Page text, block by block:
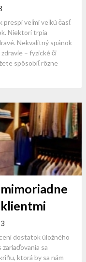
prespí veľmi veľkú časť
Niektorí trpia
Nekvalitný spánok
– fyzické či
spôsobiť rôzne
dostatok úložného
sa
ktorá by sa nám